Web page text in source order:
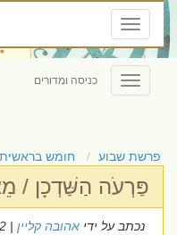
Toggle
navigation
Toggle
navigation
כניסה ומדורים
פרשת שבוע חומש בראשית
פַּרְעֹה הַשַּׁדְכָן /
נכתב על ידיאהובה קליין| 23/12/2022